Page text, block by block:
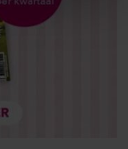
advertenties te
media te bieden
Ook delen we
site met onze
en analyse. Deze
met andere
of die ze hebben